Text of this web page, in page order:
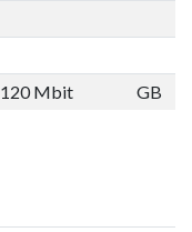
120 Mbit GB